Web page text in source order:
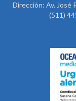
Dirección: Av. José
(511)